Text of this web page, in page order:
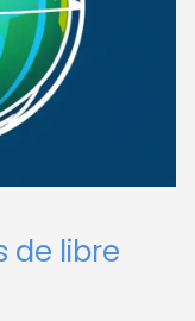
de libre